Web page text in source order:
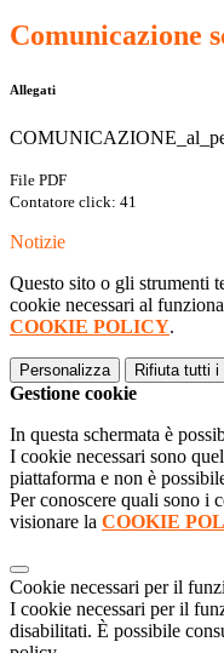
Comunicazione
Allegati
File PDF
Contatore click: 41
Notizie
Questo sito o gli strumenti
cookie necessari al
COOKIE POLICY.
Personalizza Rifiuta tutti i
Gestione cookie
In questa schermata è
I cookie necessari sono
piattaforma e non è
Per conoscere quali sono i
visionare la COOKIE
Cookie necessari per il
I cookie necessari per il
disabilitati. È possibile